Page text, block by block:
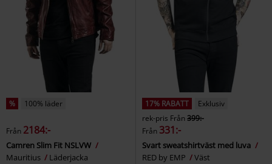
% 100% läder
Från 2184:-
Camren Slim Fit NSLVW
Mauritius
Läderjacka
17% RABATT
Exklusiv
rek-pris Från399:-
Från 331:-
Svart sweatshirtväst med luva
RED by EMP
Väst